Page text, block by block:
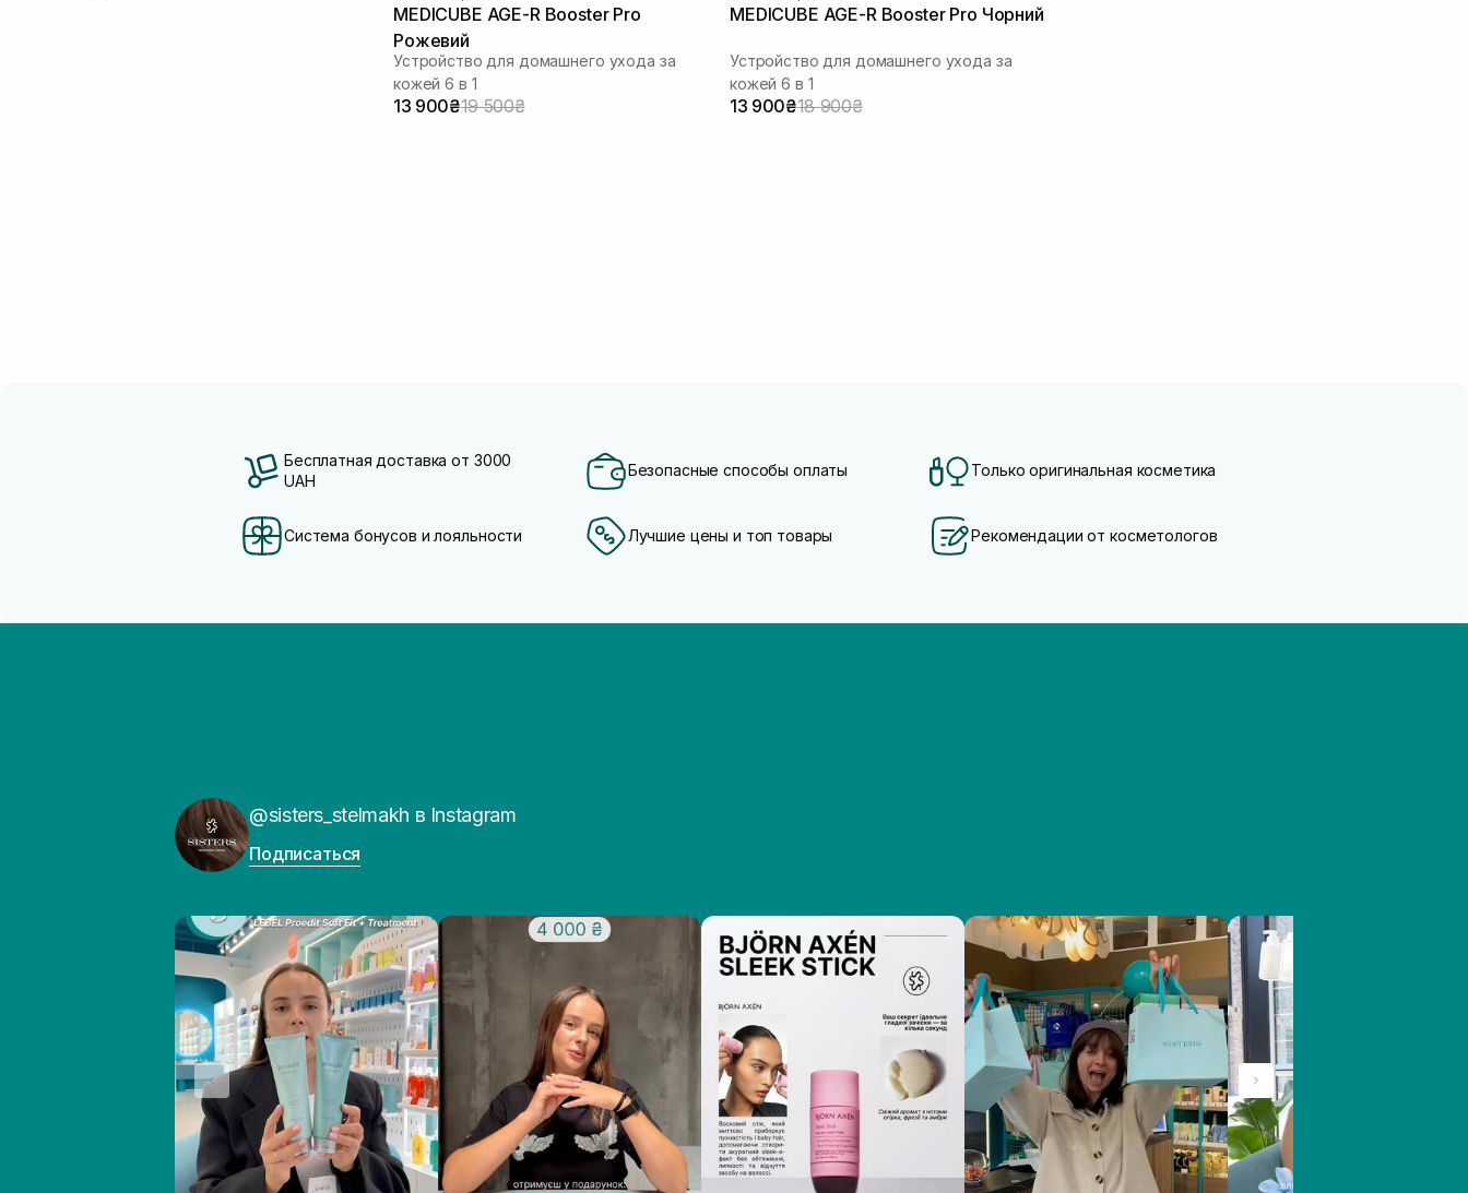
MEDICUBE AGE-R Booster Pro
Рожевий
Устройство для домашнего ухода за
кожей 6 в 1
13 900₴19 500₴
MEDICUBE AGE-R Booster Pro Чорний
Устройство для домашнего ухода за
кожей 6 в 1
13 900₴18 900₴
Бесплатная доставка от 3000
UAH
Безопасные способы оплаты Только оригинальная косметика
Система бонусов и лояльности Лучшие цены и топ товары Рекомендации от косметологов
@sisters_stelmakh в Instagram
Подписаться